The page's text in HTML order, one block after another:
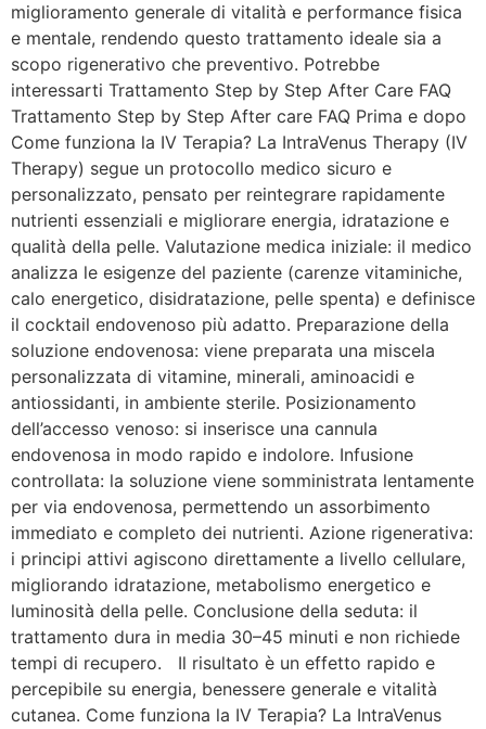
miglioramento generale di vitalità e performance fisica
e mentale, rendendo questo trattamento ideale sia a
scopo rigenerativo che preventivo. Potrebbe
interessarti Trattamento Step by Step After Care FAQ
Trattamento Step by Step After care FAQ Prima e dopo
Come funziona la IV Terapia? La IntraVenus Therapy (IV
Therapy) segue un protocollo medico sicuro e
personalizzato, pensato per reintegrare rapidamente
nutrienti essenziali e migliorare energia, idratazione e
qualità della pelle. Valutazione medica iniziale: il medico
analizza le esigenze del paziente (carenze vitaminiche,
calo energetico, disidratazione, pelle spenta) e definisce
il cocktail endovenoso più adatto. Preparazione della
soluzione endovenosa: viene preparata una miscela
personalizzata di vitamine, minerali, aminoacidi e
antiossidanti, in ambiente sterile. Posizionamento
dell’accesso venoso: si inserisce una cannula
endovenosa in modo rapido e indolore. Infusione
controllata: la soluzione viene somministrata lentamente
per via endovenosa, permettendo un assorbimento
immediato e completo dei nutrienti. Azione rigenerativa:
i principi attivi agiscono direttamente a livello cellulare,
migliorando idratazione, metabolismo energetico e
luminosità della pelle. Conclusione della seduta: il
trattamento dura in media 30–45 minuti e non richiede
tempi di recupero. Il risultato è un effetto rapido e
percepibile su energia, benessere generale e vitalità
cutanea. Come funziona la IV Terapia? La IntraVenus